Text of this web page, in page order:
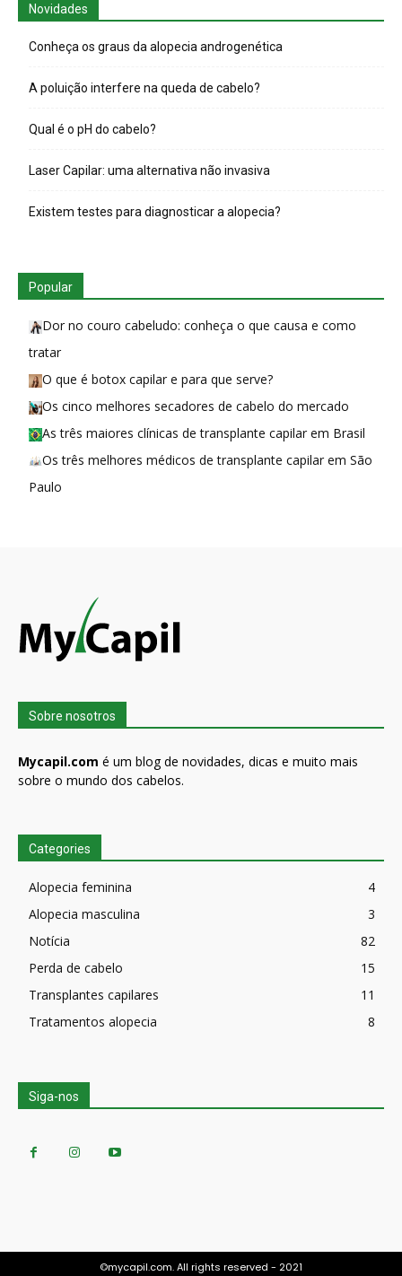
Novidades
Conheça os graus da alopecia androgenética
A poluição interfere na queda de cabelo?
Qual é o pH do cabelo?
Laser Capilar: uma alternativa não invasiva
Existem testes para diagnosticar a alopecia?
Popular
Dor no couro cabeludo: conheça o que causa e como
tratar
O que é botox capilar e para que serve?
Os cinco melhores secadores de cabelo do mercado
As três maiores clínicas de transplante capilar em Brasil
Os três melhores médicos de transplante capilar em São
Paulo
Sobre nosotros
Mycapil.com é um blog de novidades, dicas e muito mais
sobre o mundo dos cabelos.
Categories
Alopecia feminina
4
Alopecia masculina
3
Notícia
82
Perda de cabelo
15
Transplantes capilares
11
Tratamentos alopecia
8
Siga-nos
©mycapil.com. All rights reserved - 2021